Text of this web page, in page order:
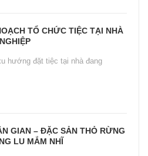
TỔ CHỨC TIỆC TẠI NHÀ
hướng đặt tiệc tại nhà đang
GIAN – ĐẶC SẢN THỎ RỪNG
LU MẮM NHĨ